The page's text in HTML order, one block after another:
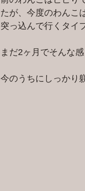
たが、今度のわんこ
突っ込んで行くタイ
まだ2ヶ月でそんな
今のうちにしっかり